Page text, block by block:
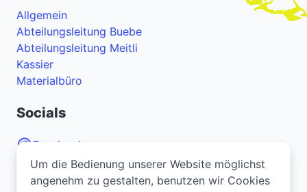
Allgemein
Abteilungsleitung Buebe
Abteilungsleitung Meitli
Kassier
Materialbüro
Socials
Facebook
Instagram
YouTube
Um die Bedienung unserer Website möglichst
angenehm zu gestalten, benutzen wir Cookies
Um die Bedienung unserer Website möglichst
angenehm zu gestalten, benutzen wir Cookies